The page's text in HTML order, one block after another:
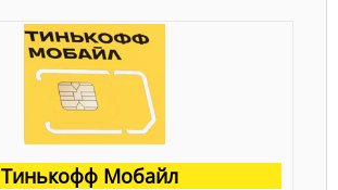
Тинькофф Мобайл